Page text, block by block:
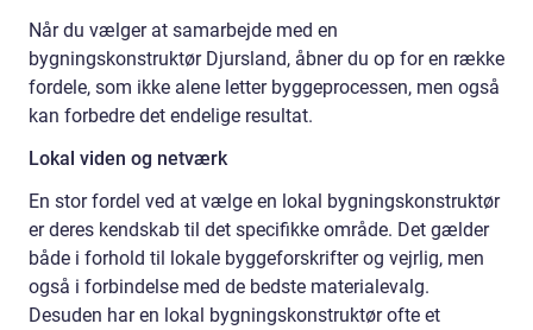
Når du vælger at samarbejde med en
bygningskonstruktør Djursland, åbner du op for en række
fordele, som ikke alene letter byggeprocessen, men også
kan forbedre det endelige resultat.
Lokal viden og netværk
En stor fordel ved at vælge en lokal bygningskonstruktør
er deres kendskab til det specifikke område. Det gælder
både i forhold til lokale byggeforskrifter og vejrlig, men
også i forbindelse med de bedste materialevalg.
Desuden har en lokal bygningskonstruktør ofte et